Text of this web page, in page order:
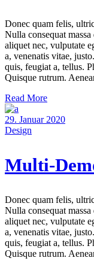
Donec quam felis,
Nulla consequat
aliquet nec, vulputate
a, venenatis vitae,
quis, feugiat a, tellus.
Quisque rutrum.
Read More
29. Januar 2020
Design
Multi-
Donec quam felis,
Nulla consequat
aliquet nec, vulputate
a, venenatis vitae,
quis, feugiat a, tellus.
Quisque rutrum.